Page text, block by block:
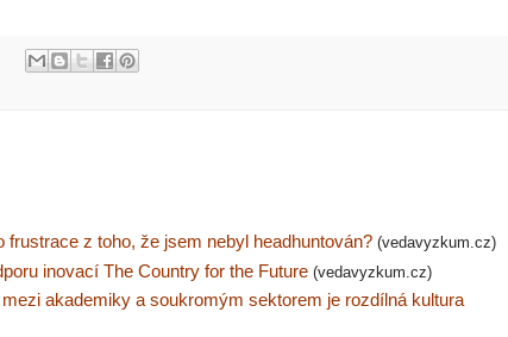
z toho, že jsem nebyl headhuntován? (vedavyzkum.cz)
inovací The Country for the Future (vedavyzkum.cz)
akademiky a soukromým sektorem je rozdílná kultura